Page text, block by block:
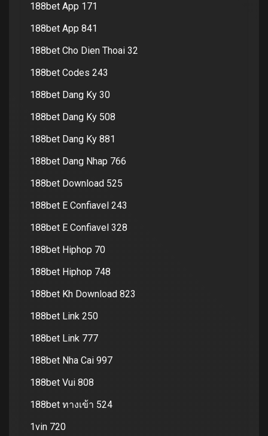
188bet App 171
188bet App 841
188bet Cho Dien Thoai 32
188bet Codes 243
188bet Dang Ky 30
188bet Dang Ky 508
188bet Dang Ky 881
188bet Dang Nhap 766
188bet Download 525
188bet E Confiavel 243
188bet E Confiavel 328
188bet Hiphop 70
188bet Hiphop 748
188bet Kh Download 823
188bet Link 250
188bet Link 777
188bet Nha Cai 997
188bet Vui 808
188bet ทางเข้า 524
1vin 720